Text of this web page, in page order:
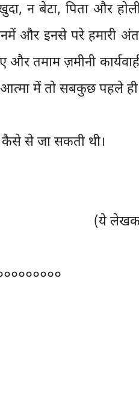
न बेटा, पिता और
और इनसे परे हमारी
तमाम ज़मीनी
में तो सबकुछ पहले ही
से जा सकती थी।
(ये लेखक